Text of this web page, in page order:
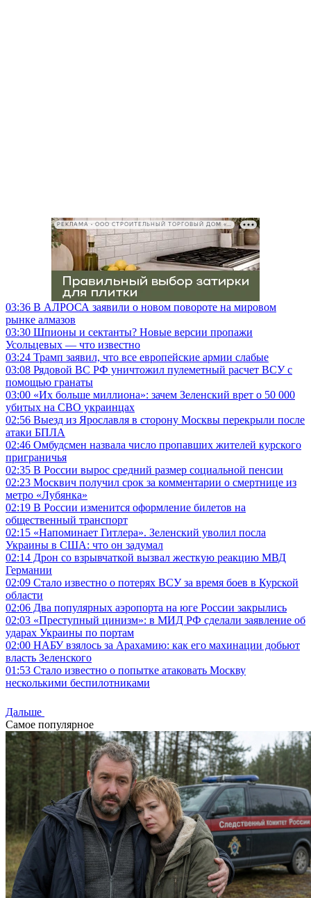
РЕКЛАМА • ООО СТРОИТЕЛЬНЫЙ ТОРГОВЫЙ ДОМ «ПЕТРОВИЧ», ИНН 7802348846
03:36 В АЛРОСА заявили о новом повороте на мировом
рынке алмазов
03:30 Шпионы и сектанты? Новые версии пропажи
Усольцевых — что известно
03:24 Трамп заявил, что все европейские армии слабые
03:08 Рядовой ВС РФ уничтожил пулеметный расчет ВСУ с
помощью гранаты
03:00 «Их больше миллиона»: зачем Зеленский врет о 50 000
убитых на СВО украинцах
02:56 Выезд из Ярославля в сторону Москвы перекрыли после
атаки БПЛА
02:46 Омбудсмен назвала число пропавших жителей курского
приграничья
02:35 В России вырос средний размер социальной пенсии
02:23 Москвич получил срок за комментарии о смертнице из
метро «Лубянка»
02:19 В России изменится оформление билетов на
общественный транспорт
02:15 «Напоминает Гитлера». Зеленский уволил посла
Украины в США: что он задумал
02:14 Дрон со взрывчаткой вызвал жесткую реакцию МВД
Германии
02:09 Стало известно о потерях ВСУ за время боев в Курской
области
02:06 Два популярных аэропорта на юге России закрылись
02:03 «Преступный цинизм»: в МИД РФ сделали заявление об
ударах Украины по портам
02:00 НАБУ взялось за Арахамию: как его махинации добьют
власть Зеленского
01:53 Стало известно о попытке атаковать Москву
несколькими беспилотниками
Дальше
Самое популярное